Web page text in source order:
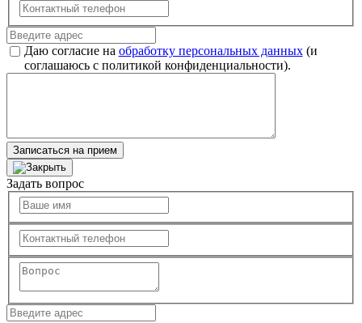
Даю согласие на обработку персональных данных(и
соглашаюсь с политикой конфиденциальности).
Записаться на прием
Задать вопрос